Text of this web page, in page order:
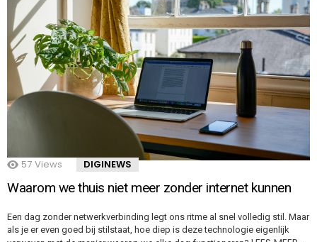
57 Views DIGINEWS
Waarom we thuis niet meer zonder internet kunnen
Een dag zonder netwerkverbinding legt ons ritme al snel volledig stil. Maar
als je er even goed bij stilstaat, hoe diep is deze technologie eigenlijk